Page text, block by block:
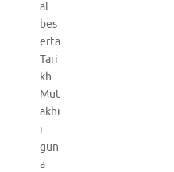
al
bes
erta
Tari
kh
Mut
akhi
r
gun
a